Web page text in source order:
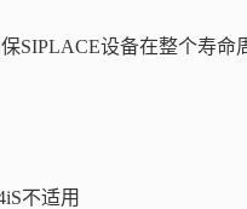
SIPLACE设备在整个寿命
不适用